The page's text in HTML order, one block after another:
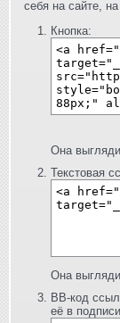
себя на сайте,
Кнопка:
Она
Текстовая
Она
BB-код
её в